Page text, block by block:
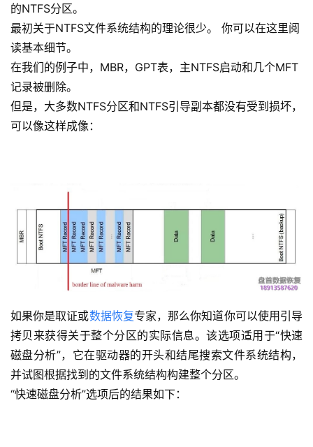
的NTFS分区。
最初关于NTFS文件系统结构的理论很少。 你可以在这里阅
读基本细节。
在我们的例子中，MBR，GPT表，主NTFS启动和几个MFT
记录被删除。
但是，大多数NTFS分区和NTFS引导副本都没有受到损坏，
可以像这样成像：
如果你是取证或数据恢复专家，那么你知道你可以使用引导
拷贝来获得关于整个分区的实际信息。该选项适用于“快速
磁盘分析”，它在驱动器的开头和结尾搜索文件系统结构，
并试图根据找到的文件系统结构构建整个分区。
“快速磁盘分析”选项后的结果如下：